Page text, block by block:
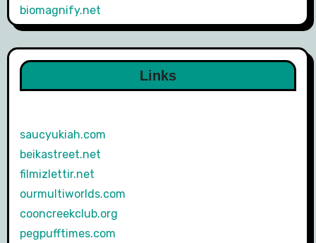
biomagnify.net
Links
saucyukiah.com
beikastreet.net
filmizlettir.net
ourmultiworlds.com
cooncreekclub.org
pegpufftimes.com